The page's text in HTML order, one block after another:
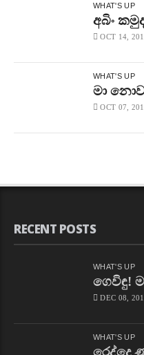
WHAT'S UP
අබිං
OCT 14,
WHAT'S UP
මා
OCT 07,
RECENT POSTS
WHAT'S UP
ගෙවිඳු!
DEC 08,
WHAT'S UP
රෙද්දෙ